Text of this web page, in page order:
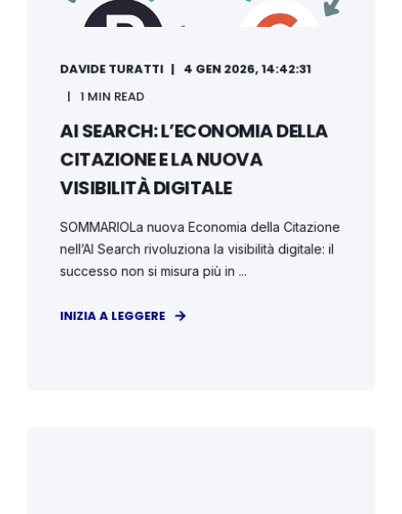
DAVIDE TURATTI
4 GEN 2026, 14:42:31
1 MIN READ
AI SEARCH: L’ECONOMIA DELLA
CITAZIONE E LA NUOVA
VISIBILITÀ DIGITALE
SOMMARIOLa nuova Economia della Citazione
nell’AI Search rivoluziona la visibilità digitale: il
successo non si misura più in ...
INIZIA A LEGGERE